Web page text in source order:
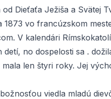
Dieťaťa Ježiša a Svätej
1873 vo francúzskom
. V kalendári
no dospelosti sa .
len štyri roky. Jej
viedla mladú